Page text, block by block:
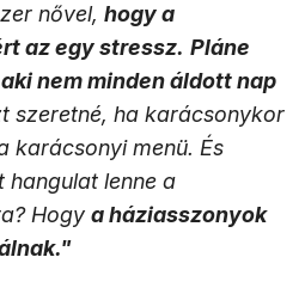
nővel, hogy a
az egy stressz. Pláne
nem minden áldott nap
szeretné, ha karácsonykor
karácsonyi menü. És
hangulat lenne a
Hogy a háziasszonyok